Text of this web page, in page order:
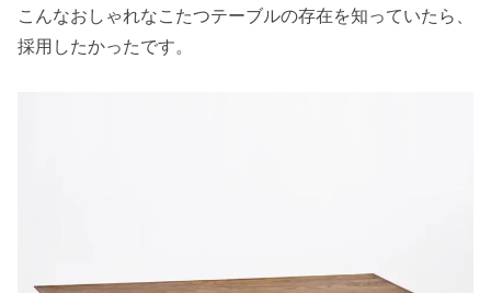
こんなおしゃれなこたつテーブルの存在を知っていたら、
採用したかったです。